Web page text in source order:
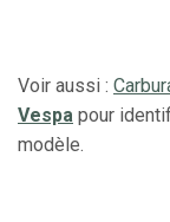
Voir aussi :
Vespa pour
modèle.